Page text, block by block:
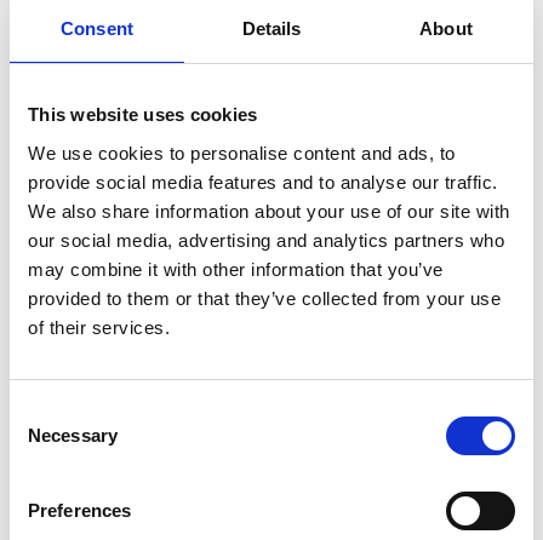
Consent Details About
This website uses cookies
We use cookies to personalise content and ads, to
provide social media features and to analyse our traffic.
We also share information about your use of our site with
our social media, advertising and analytics partners who
may combine it with other information that you’ve
provided to them or that they’ve collected from your use
of their services.
Selection
Necessary
Preferences
standaard.
We produceren fotopanelen in vrijwel elk formaat – van vierkant tot
panorama. Populaire maten voor wanddecoratie en signage:
Vierkant : 40×40, 60×60, 80×80 cm
Liggend: 60×40, 90×60, 120×80 cm
Staand
: 40×60, 60×90, 80×120 cm
Kies een montageoplossing die past bij jouw interieur en
ondergrond:
Blind ophangframe
Afstandhouders
: Zichtbare RVS afstandsbusjes voor een
presentatiepanelen.